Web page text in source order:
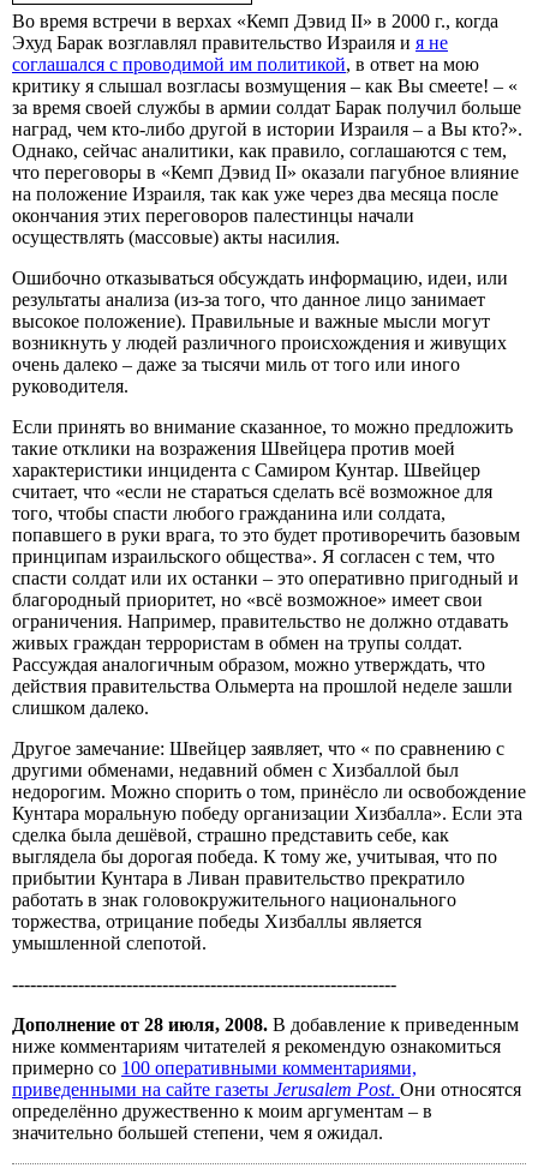
Во время встречи в верхах «Кемп Дэвид II» в 2000 г., когда
Эхуд Барак возглавлял правительство Израиля и я не
соглашался с проводимой им политикой, в ответ на мою
критику я слышал возгласы возмущения – как Вы смеете! – «
за время своей службы в армии солдат Барак получил больше
наград, чем кто-либо другой в истории Израиля – а Вы кто?».
Однако, сейчас аналитики, как правило, соглашаются с тем,
что переговоры в «Кемп Дэвид II» оказали пагубное влияние
на положение Израиля, так как уже через два месяца после
окончания этих переговоров палестинцы начали
осуществлять (массовые) акты насилия.
Ошибочно отказываться обсуждать информацию, идеи, или
результаты анализа (из-за того, что данное лицо занимает
высокое положение). Правильные и важные мысли могут
возникнуть у людей различного происхождения и живущих
очень далеко – даже за тысячи миль от того или иного
руководителя.
Если принять во внимание сказанное, то можно предложить
такие отклики на возражения Швейцера против моей
характеристики инцидента с Самиром Кунтар. Швейцер
считает, что «если не стараться сделать всё возможное для
того, чтобы спасти любого гражданина или солдата,
попавшего в руки врага, то это будет противоречить базовым
принципам израильского общества». Я согласен с тем, что
спасти солдат или их останки – это оперативно пригодный и
благородный приоритет, но «всё возможное» имеет свои
ограничения. Например, правительство не должно отдавать
живых граждан террористам в обмен на трупы солдат.
Рассуждая аналогичным образом, можно утверждать, что
действия правительства Ольмерта на прошлой неделе зашли
слишком далеко.
Другое замечание: Швейцер заявляет, что « по сравнению с
другими обменами, недавний обмен с Хизбаллой был
недорогим. Можно спорить о том, принёсло ли освобождение
Кунтара моральную победу организации Хизбалла». Если эта
сделка была дешёвой, страшно представить себе, как
выглядела бы дорогая победа. К тому же, учитывая, что по
прибытии Кунтара в Ливан правительство прекратило
работать в знак головокружительного национального
торжества, отрицание победы Хизбаллы является
умышленной слепотой.
----------------------------------------------------------------
Дополнение от 28 июля, 2008. В добавление к приведенным
ниже комментариям читателей я рекомендую ознакомиться
примерно со 100 оперативными комментариями,
приведенными на сайте газеты Jerusalem Post. Они относятся
определённо дружественно к моим аргументам – в
значительно большей степени, чем я ожидал.